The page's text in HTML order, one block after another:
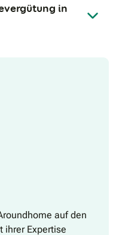
in
auf den
ihrer Expertise